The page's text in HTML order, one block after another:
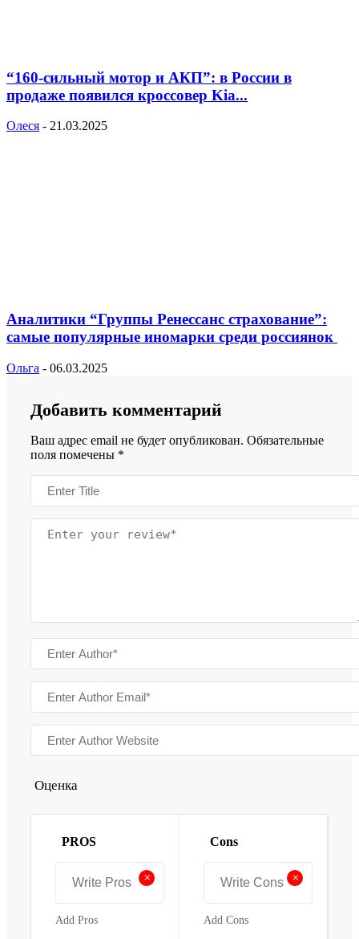
“160-сильный мотор и АКП”: в России в
продаже появился кроссовер Kia...
Олеся - 21.03.2025
Аналитики “Группы Ренессанс страхование”:
самые популярные иномарки среди россиянок
Ольга - 06.03.2025
Добавить комментарий
Ваш адрес email не будет опубликован. Обязательные
поля помечены *
Оценка
PROS
+
Add Pros
Cons
+
Add Cons